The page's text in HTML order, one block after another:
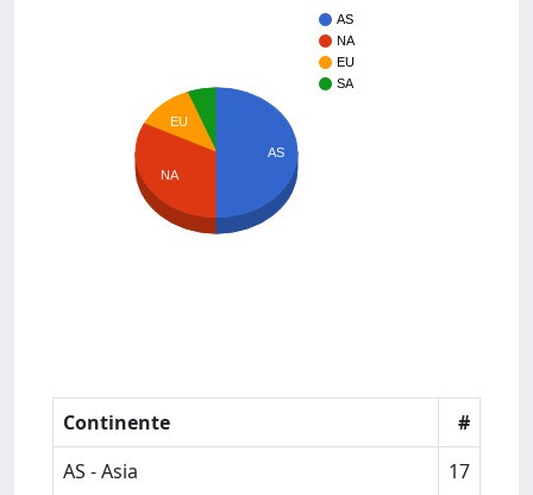
AS
NA
EU
SA
EU
NA
AS
Continente
#
AS - Asia
17